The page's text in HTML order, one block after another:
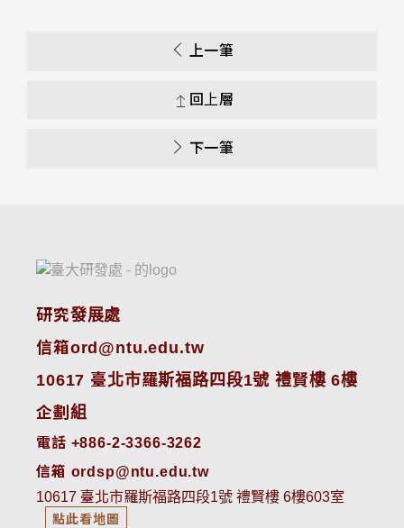
上一筆
回上層
下一筆
研究發展處
信箱ord@ntu.edu.tw
10617 臺北市羅斯福路四段1號 禮賢樓 6樓
企劃組
電話 +886-2-3366-3262
信箱 ordsp@ntu.edu.tw
10617 臺北市羅斯福路四段1號 禮賢樓 6樓603室
點此看地圖